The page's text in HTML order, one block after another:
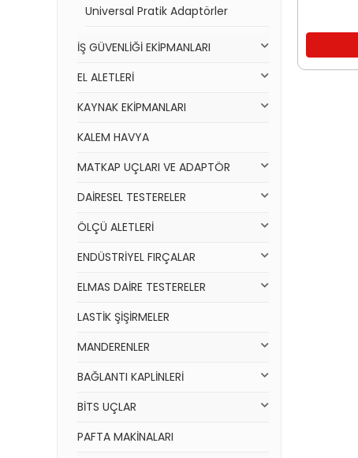
Universal Pratik Adaptörler
İŞ GÜVENLİĞİ EKİPMANLARI
EL ALETLERİ
KAYNAK EKİPMANLARI
KALEM HAVYA
MATKAP UÇLARI VE ADAPTÖR
DAİRESEL TESTERELER
ÖLÇÜ ALETLERİ
ENDÜSTRİYEL FIRÇALAR
ELMAS DAİRE TESTERELER
LASTİK ŞİŞİRMELER
MANDERENLER
BAĞLANTI KAPLİNLERİ
BİTS UÇLAR
PAFTA MAKİNALARI